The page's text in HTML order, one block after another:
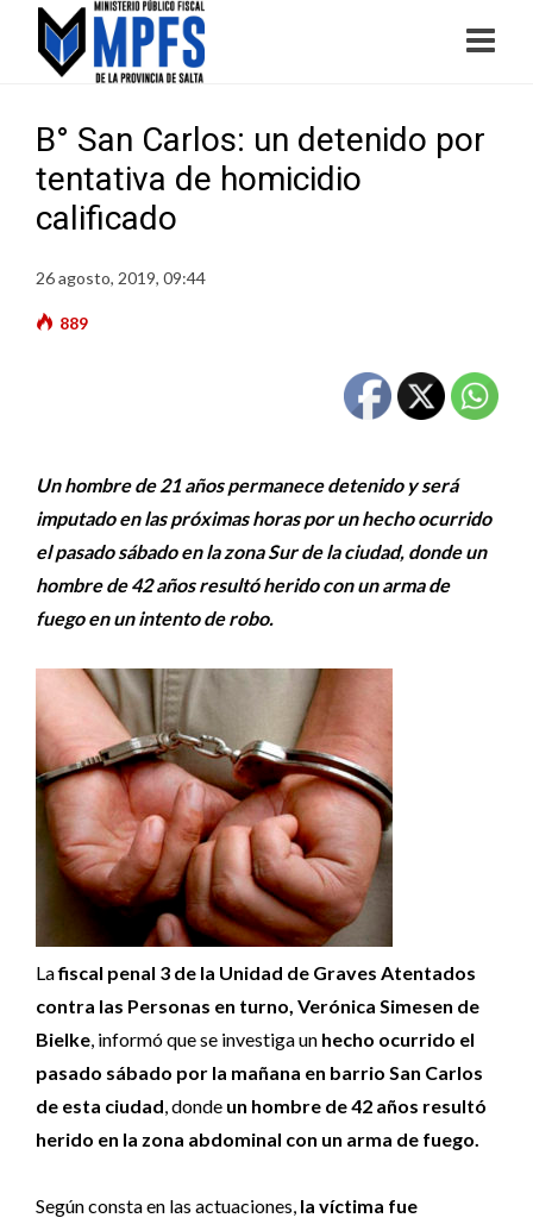
B° San Carlos: un detenido por
tentativa de homicidio
calificado
26 agosto, 2019, 09:44
889
Un hombre de 21 años permanece detenido y será
imputado en las próximas horas por un hecho ocurrido
el pasado sábado en la zona Sur de la ciudad, donde un
hombre de 42 años resultó herido con un arma de
fuego en un intento de robo.
Lafiscal penal 3 de la Unidad de Graves Atentados
contra las Personas en turno, Verónica Simesen de
Bielke, informó que se investiga un hecho ocurrido el
pasado sábado por la mañana en barrio San Carlos
de esta ciudad, donde un hombre de 42 años resultó
herido en la zona abdominal con un arma de fuego.
Según consta en las actuaciones, la víctima fue